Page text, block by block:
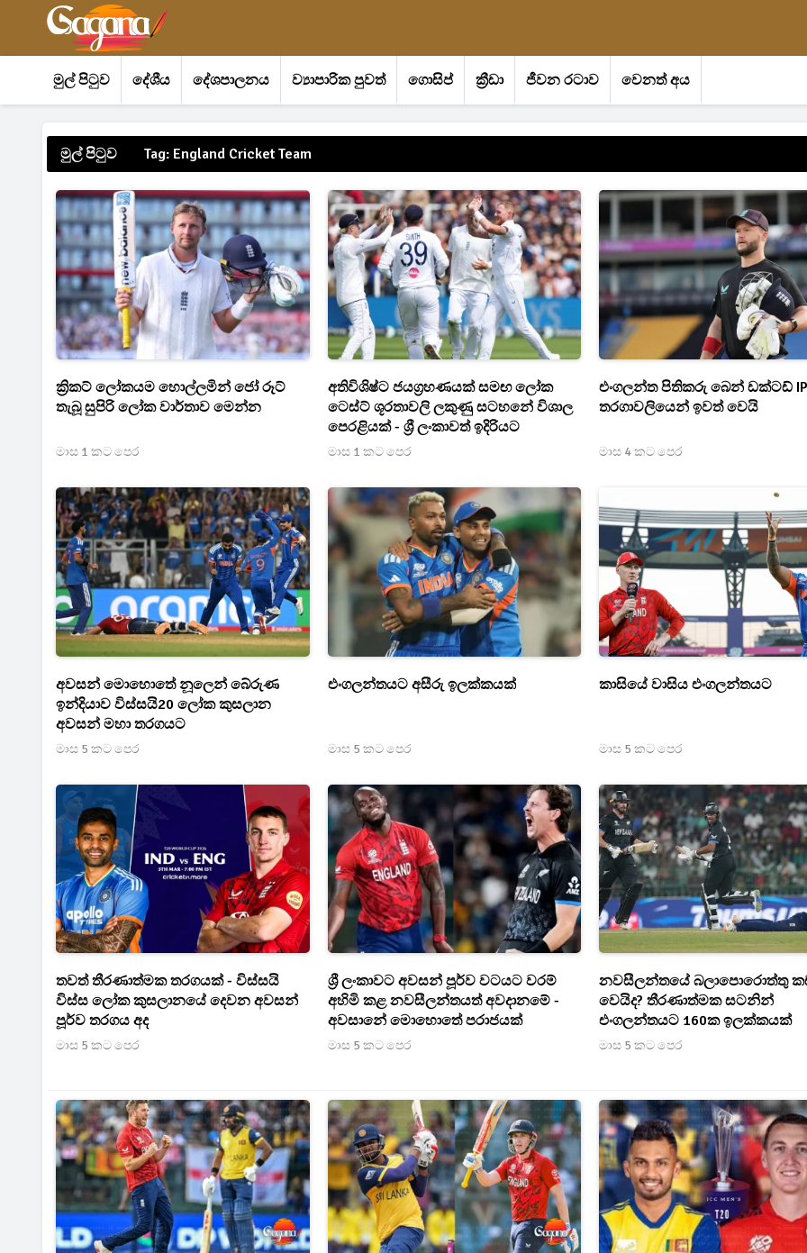
මුල් පිටුව දේශීය දේශපාලනය ව්‍යාපාරික පුවත් ගොසිප් ක්‍රීඩා ජීවන රටාව වෙනත් අය
මුල් පිටුව Tag: England Cricket Team
ක්‍රිකට් ලෝකයම හොල්ලමින් ජෝ රූට්
තැබූ සුපිරි ලෝක වාර්තාව මෙන්න
මාස 1 කට පෙර
අතිවිශිෂ්ට ජයග්‍රහණයක් සමඟ ලෝක
ටෙස්ට් ශූරතාවලි ලකුණු සටහනේ විශාල
පෙරළියක් - ශ්‍රී ලංකාවත් ඉදිරියට
මාස 1 කට පෙර
එංගලන්ත පිතිකරු බෙන් ඩක්ටඩ්
තරගාවලියෙන් ඉවත් වෙයි
මාස 4 කට පෙර
අවසන් මොහොතේ නූලෙන් බේරුණ
ඉන්දියාව විස්සයි20 ලෝක කුසලාන
අවසන් මහා තරගයට
මාස 5 කට පෙර
එංගලන්තයට අසීරු ඉලක්කයක්
මාස 5 කට පෙර
කාසියේ වාසිය එංගලන්තයට
මාස 5 කට පෙර
තවත් තීරණාත්මක තරගයක් - විස්සයි
විස්ස ලෝක කුසලානයේ දෙවන අවසන්
පූර්ව තරගය අද
මාස 5 කට පෙර
ශ්‍රී ලංකාවට අවසන් පූර්ව වටයට වරම්
අහිමි කළ නවසීලන්තයත් අවදානමේ -
අවසානේ මොහොතේ පරාජයක්
මාස 5 කට පෙර
නවසීලන්තයේ බලාපොරොත්තු
වෙයිද? තීරණාත්මක සටනින්
එංගලන්තයට 160ක ඉලක්කයක්
මාස 5 කට පෙර